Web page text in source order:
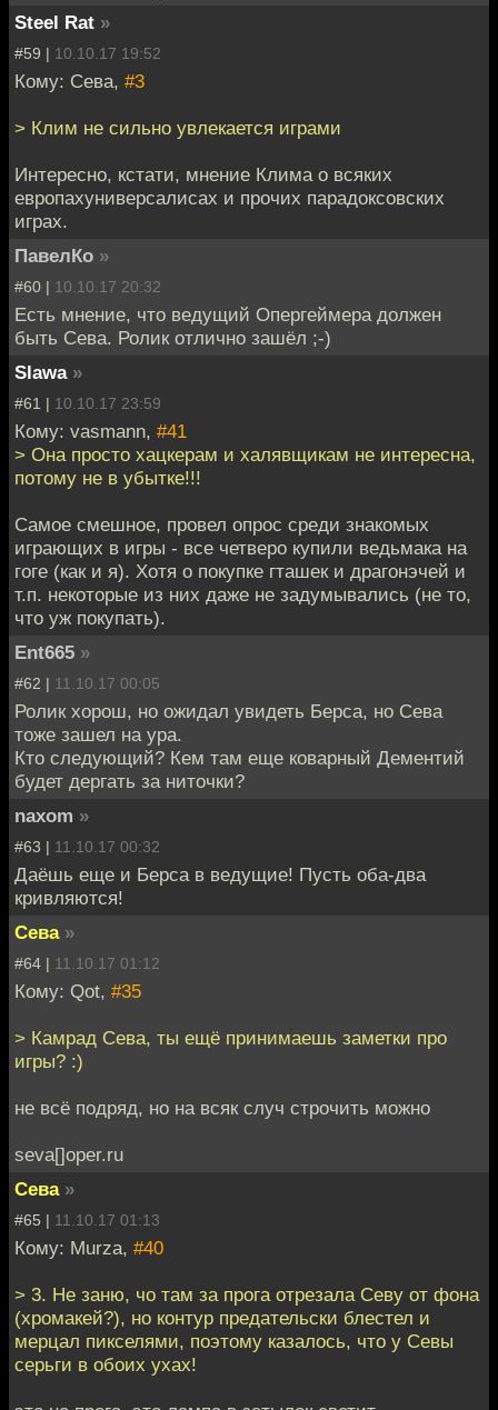
Steel Rat »
#59 | 10.10.17 19:52
Кому: Сева, #3
> Клим не сильно увлекается играми
Интересно, кстати, мнение Клима о всяких
европахуниверсалисах и прочих парадоксовских
играх.
ПавелКо »
#60 | 10.10.17 20:32
Есть мнение, что ведущий Опергеймера должен
быть Сева. Ролик отлично зашёл ;-)
Slawa »
#61 | 10.10.17 23:59
Кому: vasmann, #41
> Она просто хацкерам и халявщикам не интересна,
потому не в убытке!!!
Самое смешное, провел опрос среди знакомых
играющих в игры - все четверо купили ведьмака на
гоге (как и я). Хотя о покупке гташек и драгонэчей и
т.п. некоторые из них даже не задумывались (не то,
что уж покупать).
Ent665 »
#62 | 11.10.17 00:05
Ролик хорош, но ожидал увидеть Берса, но Сева
тоже зашел на ура.
Кто следующий? Кем там еще коварный Дементий
будет дергать за ниточки?
naxom »
#63 | 11.10.17 00:32
Даёшь еще и Берса в ведущие! Пусть оба-два
кривляются!
Сева »
#64 | 11.10.17 01:12
Кому: Qot, #35
> Камрад Сева, ты ещё принимаешь заметки про
игры? :)
не всё подряд, но на всяк случ строчить можно
seva[]oper.ru
Сева »
#65 | 11.10.17 01:13
Кому: Murza, #40
> 3. Не заню, чо там за прога отрезала Севу от фона
(хромакей?), но контур предательски блестел и
мерцал пикселями, поэтому казалось, что у Севы
серьги в обоих ухах!